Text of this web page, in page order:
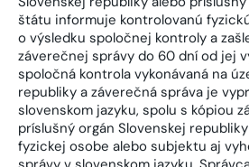
štátu informuje kontrolovanú
o výsledku spoločnej kontroly a
záverečnej správy do 60 dní od jej
spoločná kontrola vykonávaná na
republiky a záverečná správa je
slovenskom jazyku, spolu s kópiou
príslušný orgán Slovenskej
fyzickej osobe alebo subjektu aj